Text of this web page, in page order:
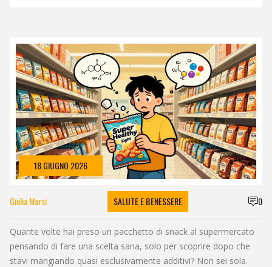
18 GIUGNO 2026
Giulia Marsi SALUTE E BENESSERE 0
Quante volte hai preso un pacchetto di snack al supermercato
pensando di fare una scelta sana, solo per scoprire dopo che
stavi mangiando quasi esclusivamente additivi? Non sei sola.